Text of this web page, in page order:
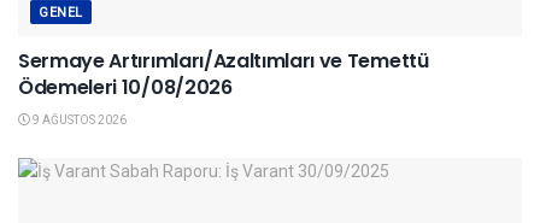
GENEL
Sermaye Artırımları/Azaltımları ve Temettü
Ödemeleri 10/08/2026
9 AĞUSTOS 2026